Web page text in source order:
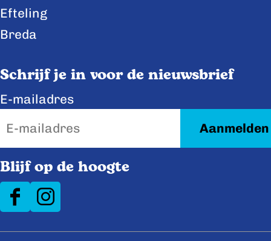
Efteling
Breda
Schrijf je in voor de nieuwsbrief
E-mailadres
Blijf op de hoogte
F
I